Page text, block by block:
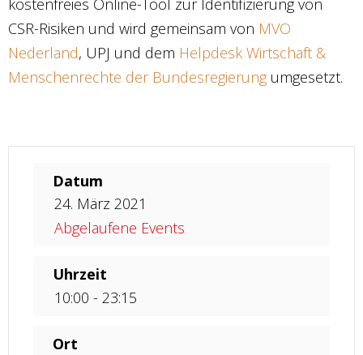
kostenfreies Online-Tool zur Identifizierung von
CSR-Risiken und wird gemeinsam von MVO
Nederland, UPJ und dem Helpdesk Wirtschaft &
Menschenrechte der Bundesregierung umgesetzt.
Datum
24. März 2021
Abgelaufene Events
Uhrzeit
10:00 - 23:15
Ort